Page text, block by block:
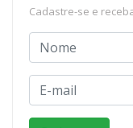
Cadastre-se e